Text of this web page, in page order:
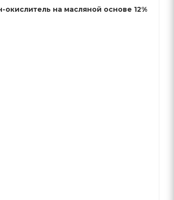
Developer - Лосьон-окислитель на масляной основе 12%